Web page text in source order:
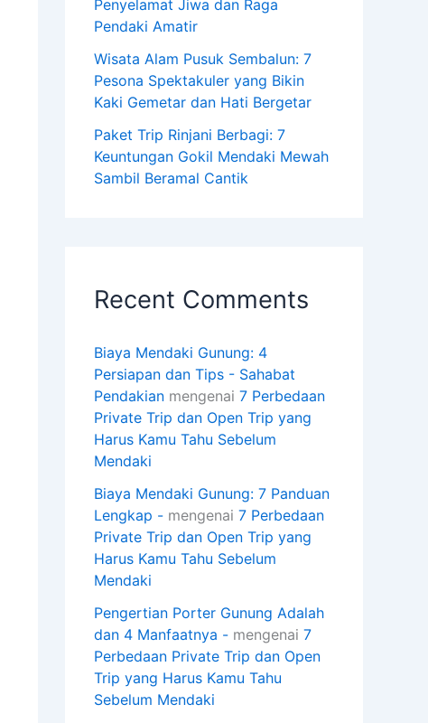
Penyelamat Jiwa dan Raga
Pendaki Amatir
Wisata Alam Pusuk Sembalun: 7
Pesona Spektakuler yang Bikin
Kaki Gemetar dan Hati Bergetar
Paket Trip Rinjani Berbagi: 7
Keuntungan Gokil Mendaki Mewah
Sambil Beramal Cantik
Recent Comments
Biaya Mendaki Gunung: 4
Persiapan dan Tips - Sahabat
Pendakian mengenai 7 Perbedaan
Private Trip dan Open Trip yang
Harus Kamu Tahu Sebelum
Mendaki
Biaya Mendaki Gunung: 7 Panduan
Lengkap - mengenai 7 Perbedaan
Private Trip dan Open Trip yang
Harus Kamu Tahu Sebelum
Mendaki
Pengertian Porter Gunung Adalah
dan 4 Manfaatnya - mengenai 7
Perbedaan Private Trip dan Open
Trip yang Harus Kamu Tahu
Sebelum Mendaki